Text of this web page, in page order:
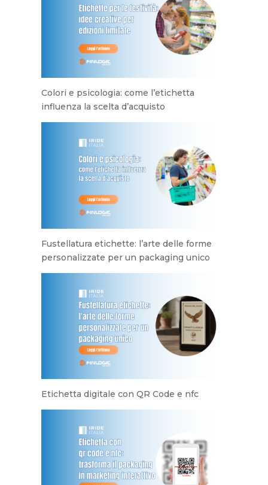
Colori e psicologia: come l’etichetta
influenza la scelta d’acquisto
Fustellatura etichette: l’arte delle forme
personalizzate per un packaging unico
Etichetta digitale con QR Code e nfc